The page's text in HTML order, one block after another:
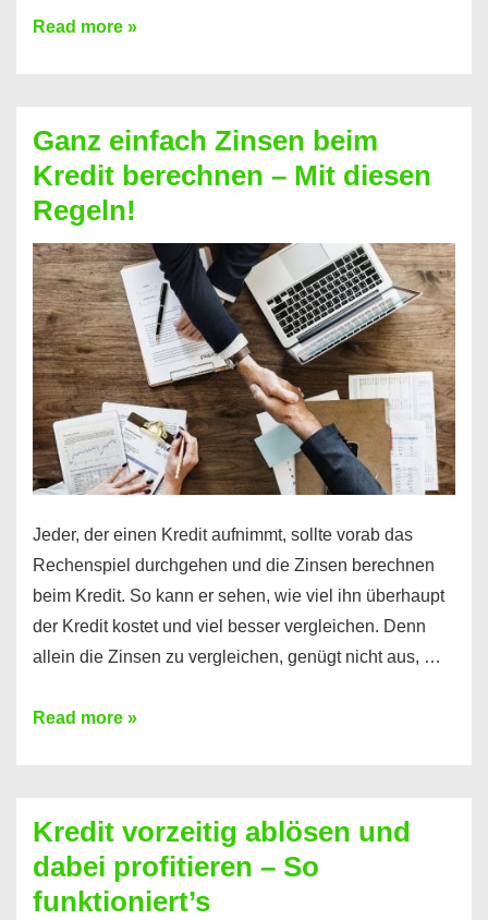
Einen
bekommen?
So
ist
es
möglich!
Read more »
Ganz einfach Zinsen beim
Kredit berechnen – Mit diesen
Regeln!
Jeder, der einen Kredit aufnimmt, sollte vorab das
Rechenspiel durchgehen und die Zinsen berechnen
beim Kredit. So kann er sehen, wie viel ihn überhaupt
der Kredit kostet und viel besser vergleichen. Denn
allein die Zinsen zu vergleichen, genügt nicht aus, …
Ganz
Kredit
berechnen
–
Read more »
Kredit vorzeitig ablösen und
dabei profitieren – So
funktioniert’s